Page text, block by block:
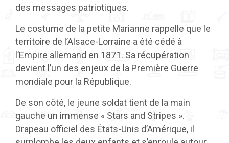
des messages patriotiques.
Le costume de la petite Marianne rappelle que le
territoire de l’Alsace-Lorraine a été cédé à
l’Empire allemand en 1871. Sa récupération
devient l’un des enjeux de la Première Guerre
mondiale pour la République.
De son côté, le jeune soldat tient de la main
gauche un immense « Stars and Stripes ».
Drapeau officiel des États-Unis d’Amérique, il